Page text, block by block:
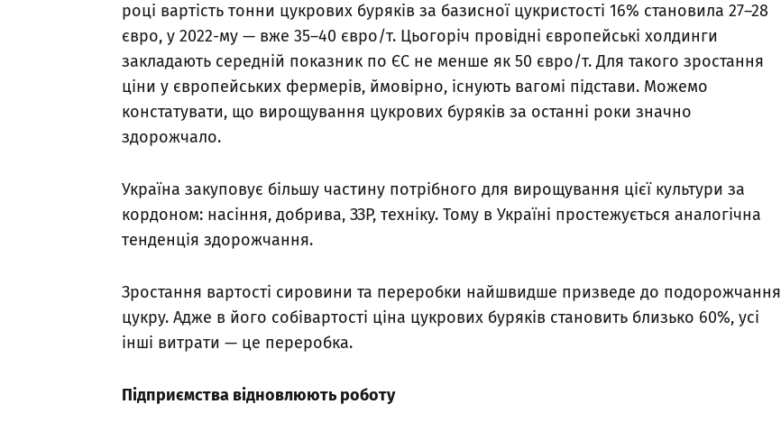
році вартість тонни цукрових буряків за базисної цукристості 16% становила 27–28
євро, у 2022-му — вже 35–40 євро/т. Цьогоріч провідні європейські холдинги
закладають середній показник по ЄС не менше як 50 євро/т. Для такого зростання
ціни у європейських фермерів, ймовірно, існують вагомі підстави. Можемо
констатувати, що вирощування цукрових буряків за останні роки значно
здорожчало.
Україна закуповує більшу частину потрібного для вирощування цієї культури за
кордоном: насіння, добрива, ЗЗР, техніку. Тому в Україні простежується аналогічна
тенденція здорожчання.
Зростання вартості сировини та переробки найшвидше призведе до подорожчання
цукру. Адже в його собівартості ціна цукрових буряків становить близько 60%, усі
інші витрати — це переробка.
Підприємства відновлюють роботу